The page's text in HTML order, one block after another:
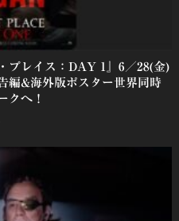
プレイス：DAY 1』6／28(金)
編&海外版ポスター世界同時
クへ！